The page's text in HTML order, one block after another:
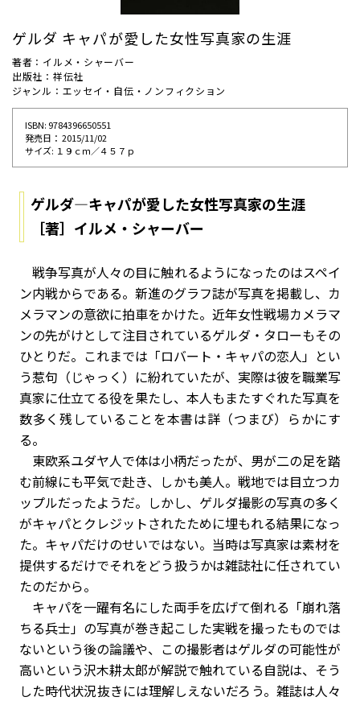
ゲルダ キャパが愛した女性写真家の生涯
著者：イルメ・シャーバー
出版社：祥伝社
ジャンル：エッセイ・自伝・ノンフィクション
ISBN: 9784396650551
発売⽇： 2015/11/02
サイズ: １９ｃｍ／４５７ｐ
ゲルダ—キャパが愛した女性写真家の生涯
［著］イルメ・シャーバー
戦争写真が人々の目に触れるようになったのはスペイ
ン内戦からである。新進のグラフ誌が写真を掲載し、カ
メラマンの意欲に拍車をかけた。近年女性戦場カメラマ
ンの先がけとして注目されているゲルダ・タローもその
ひとりだ。これまでは「ロバート・キャパの恋人」とい
う惹句（じゃっく）に紛れていたが、実際は彼を職業写
真家に仕立てる役を果たし、本人もまたすぐれた写真を
数多く残していることを本書は詳（つまび）らかにす
る。
東欧系ユダヤ人で体は小柄だったが、男が二の足を踏
む前線にも平気で赴き、しかも美人。戦地では目立つカ
ップルだったようだ。しかし、ゲルダ撮影の写真の多く
がキャパとクレジットされたために埋もれる結果になっ
た。キャパだけのせいではない。当時は写真家は素材を
提供するだけでそれをどう扱うかは雑誌社に任されてい
たのだから。
キャパを一躍有名にした両手を広げて倒れる「崩れ落
ちる兵士」の写真が巻き起こした実戦を撮ったものでは
ないという後の論議や、この撮影者はゲルダの可能性が
高いという沢木耕太郎が解説で触れている自説は、そう
した時代状況抜きには理解しえないだろう。雑誌は人々